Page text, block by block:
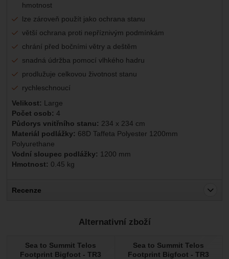
hmotnost
lze zároveň použít jako ochrana stanu
větší ochrana proti nepříznivým podmínkám
chrání před bočními větry a deštěm
snadná údržba pomocí vlhkého hadru
prodlužuje celkovou životnost stanu
rychleschnoucí
Velikost: Large
Počet osob: 4
Půdorys vnitřního stanu: 234 x 234 cm
Materiál podlážky: 68D Taffeta Polyester 1200mm
Polyurethane
Vodní sloupec podlážky: 1200 mm
Hmotnost: 0.45 kg
Recenze
Nebyla přidána žádná recenze.
Alternativní zboží
Sea to Summit Telos
Footprint Bigfoot - TR3
Sea to Summit Telos
Footprint Bigfoot - TR3